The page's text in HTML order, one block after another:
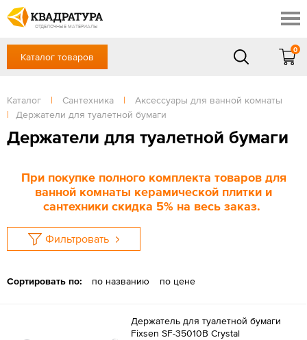
ОТДЕЛОЧНЫЕ МАТЕРИАЛЫ
Скидки
Акции
Готовые решения
Доставка и оплата
Отзывы
+7 (8652) 20-54-77
Сб, Вс — выходной
ЗАКАЗАТЬ ЗВОНОК
Вход / Регистрация
Каталог товаров
0
Каталог | Сантехника |
Аксессуары для ванной комнаты
|
Держатели для туалетной бумаги
Держатели для туалетной бумаги
При покупке полного комплекта товаров для
ванной комнаты керамической плитки и
сантехники скидка 5% на весь заказ.
Фильтровать
Сортировать по: по названию по цене
Держатель для туалетной бумаги
Fixsen SF-35010B Crystal